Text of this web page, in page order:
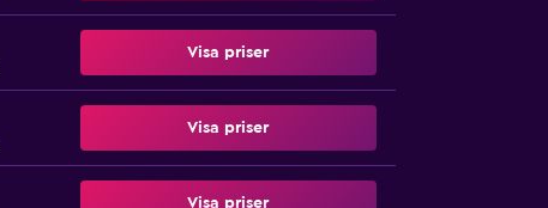
Visa priser
Visa priser
Visa priser